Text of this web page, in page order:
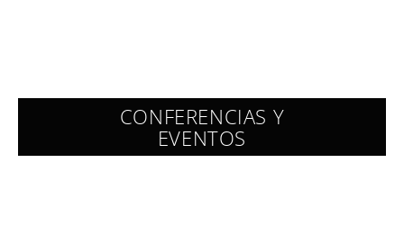
CONFERENCIAS Y
EVENTOS